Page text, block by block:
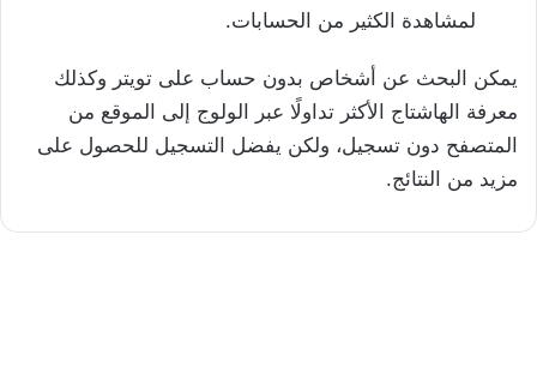
لمشاهدة الكثير من الحسابات.
يمكن البحث عن أشخاص بدون حساب على تويتر وكذلك
معرفة الهاشتاج الأكثر تداولًا عبر الولوج إلى الموقع من
المتصفح دون تسجيل، ولكن يفضل التسجيل للحصول على
مزيد من النتائج.